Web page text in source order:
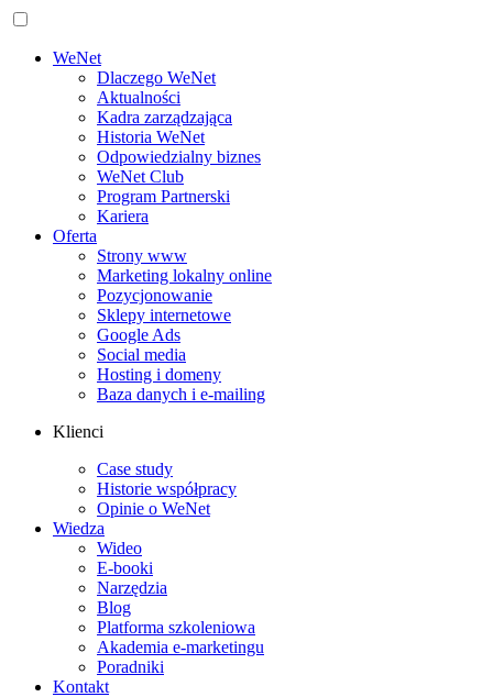
WeNet
Dlaczego WeNet
Aktualności
Kadra zarządzająca
Historia WeNet
Odpowiedzialny biznes
WeNet Club
Program Partnerski
Kariera
Oferta
Strony www
Marketing lokalny online
Pozycjonowanie
Sklepy internetowe
Google Ads
Social media
Hosting i domeny
Baza danych i e‑mailing
Klienci
Case study
Historie współpracy
Opinie o WeNet
Wiedza
Wideo
E‑booki
Narzędzia
Blog
Platforma szkoleniowa
Akademia e‑marketingu
Poradniki
Kontakt